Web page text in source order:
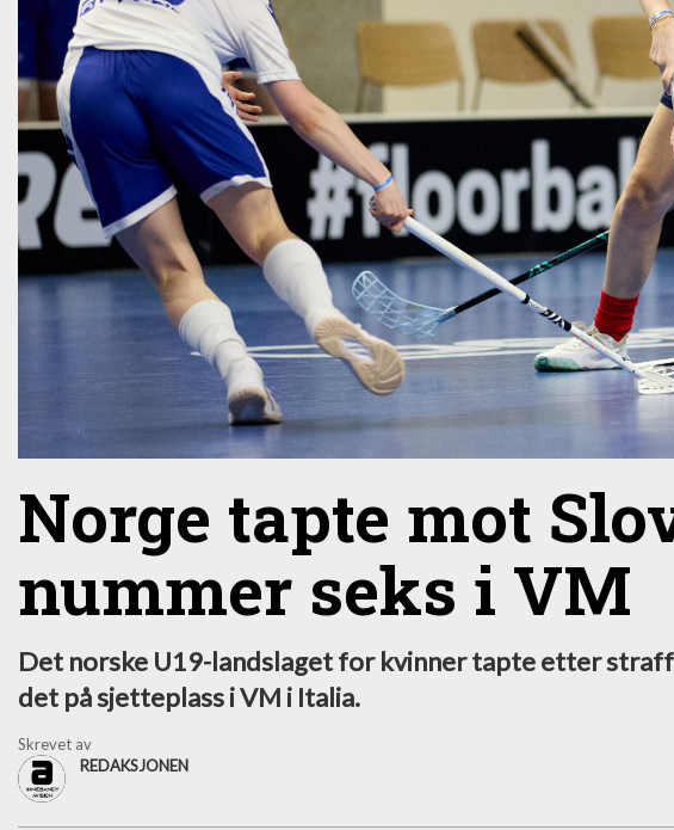
Norge tapte mot
nummer seks i VM
Det norske U19-landslaget for kvinner tapte etter
det på sjetteplass i VM i Italia.
Skrevet av
REDAKSJONEN